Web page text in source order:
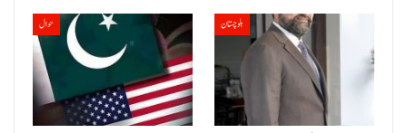
حوال بلوچستان